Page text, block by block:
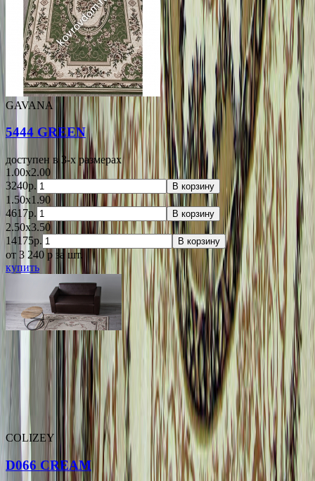
GAVANA
5444 GREEN
доступен в 3-x размерах
1.00x2.00
3240р.
В корзину
1.50x1.90
4617р.
В корзину
2.50x3.50
14175р.
В корзину
от 3 240 p за шт.
купить
COLIZEY
D066 CREAM